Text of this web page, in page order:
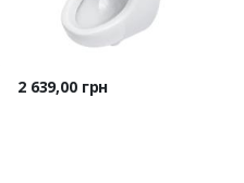
Ціна
2 639,00 грн